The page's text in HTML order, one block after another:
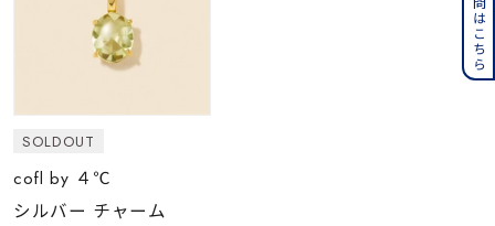
SOLDOUT
cofl by ４℃
シルバー チャーム